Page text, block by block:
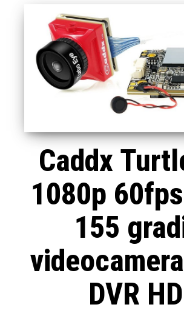
Caddx
1080p
155
DVR HD